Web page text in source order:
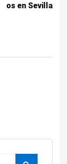
os en Sevilla